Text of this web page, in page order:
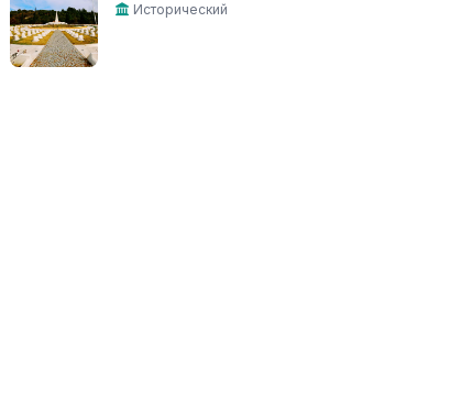
Исторический